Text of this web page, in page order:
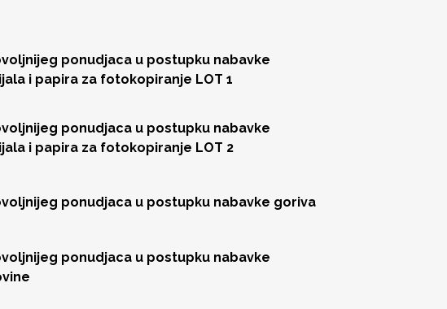
ponudjaca u postupku nabavke
i papira za fotokopiranje LOT 1
ponudjaca u postupku nabavke
i papira za fotokopiranje LOT 2
ponudjaca u postupku nabavke goriva
ponudjaca u postupku nabavke